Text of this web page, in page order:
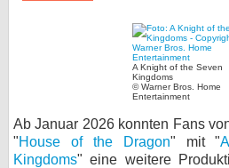
A Knight of the Seven
Kingdoms
© Warner Bros. Home
Entertainment
Ab Januar 2026 konnten Fans
"House of the Dragon" mit "
Kingdoms" eine weitere
Forum
bei X
bei